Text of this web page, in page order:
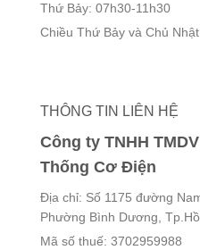
Thứ Bảy: 07h30-11h30
Chiều Thứ Bảy và Chủ
THÔNG TIN LIÊN HỆ
Công ty TNHH
Thống Cơ Điện
Địa chỉ: Số 1175 đường
Phường Bình Dương,
Mã số thuế: 3702959988